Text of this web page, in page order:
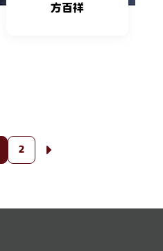
方百祥
2